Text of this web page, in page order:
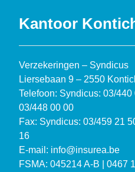
Kantoor
Verzekeringen – Syndicus
Liersebaan 9 – 2550
Telefoon: Syndicus: 03/
03/448 00 00
Fax: Syndicus: 03/459 21
16
E-mail: info@insurea.be
FSMA: 045214 A-B | 0467